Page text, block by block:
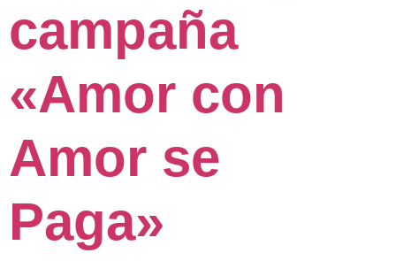
campaña
«Amor con
Amor se
Paga»